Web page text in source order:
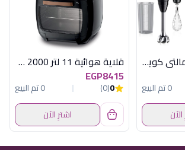
MQ55755MBK مالتى كويك 1000وات اسود براون
0 تم البيع
قلاية هوائية 11 لتر 2000 وات كينود
EGP8415
0
(0)
0 تم البيع
اشترِ الآن